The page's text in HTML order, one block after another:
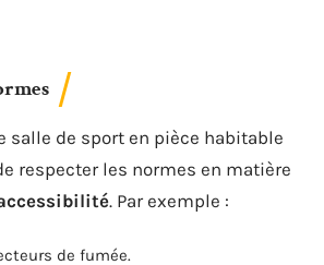
salle de sport en pièce habitable
respecter les normes en matière
. Par exemple :
de fumée.